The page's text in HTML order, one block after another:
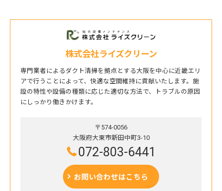
株式会社ライズクリーン
専門業者によるダクト清掃を拠点とする大阪を中心に近畿エリ
アで行うことによって、快適な空間維持に貢献いたします。施
設の特性や設備の種類に応じた適切な方法で、トラブルの原因
にしっかり働きかけます。
〒574-0056
大阪府大東市新田中町3-10
072-803-6441
お問い合わせはこちら